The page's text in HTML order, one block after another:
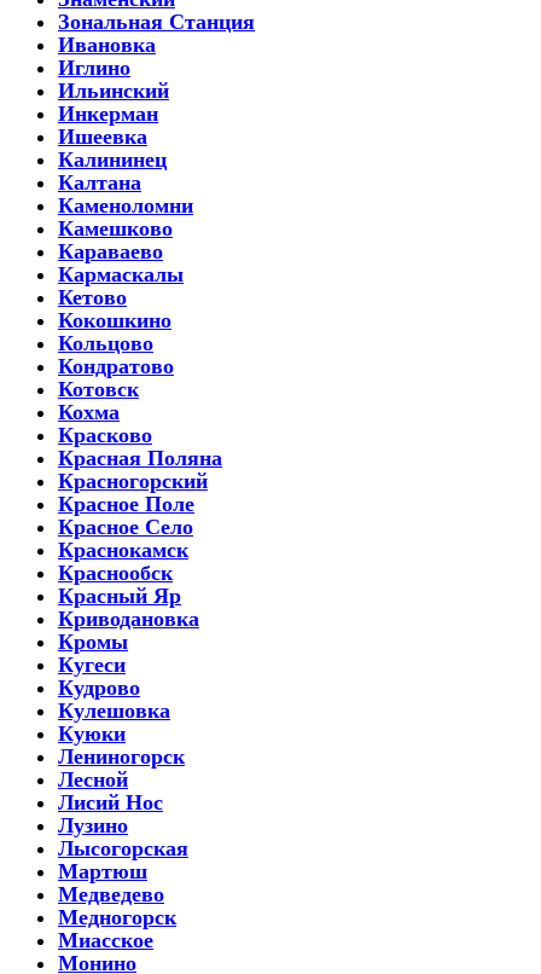
Зональная Станция
Ивановка
Иглино
Ильинский
Инкерман
Ишеевка
Калининец
Калтана
Каменоломни
Камешково
Караваево
Кармаскалы
Кетово
Кокошкино
Кольцово
Кондратово
Котовск
Кохма
Красково
Красная Поляна
Красногорский
Красное Поле
Красное Село
Краснокамск
Краснообск
Красный Яр
Криводановка
Кромы
Кугеси
Кудрово
Кулешовка
Куюки
Лениногорск
Лесной
Лисий Нос
Лузино
Лысогорская
Мартюш
Медведево
Медногорск
Миасское
Монино